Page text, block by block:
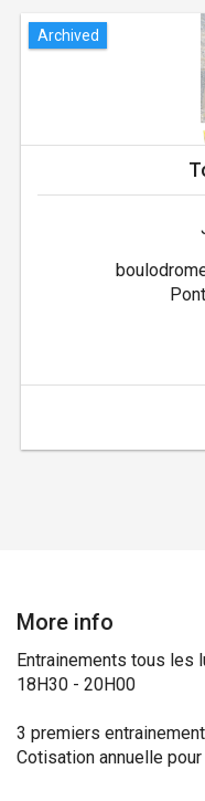
Archived
More info
Entrainements tous les
18H30 - 20H00
3 premiers
Cotisation annuelle